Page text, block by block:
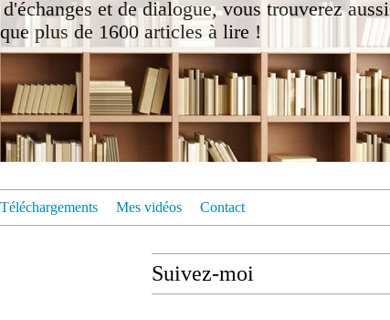
et de dialogue, vous trouverez aussi
plus de 1600 articles à lire !
Téléchargements Mes vidéos Contact
Suivez-moi